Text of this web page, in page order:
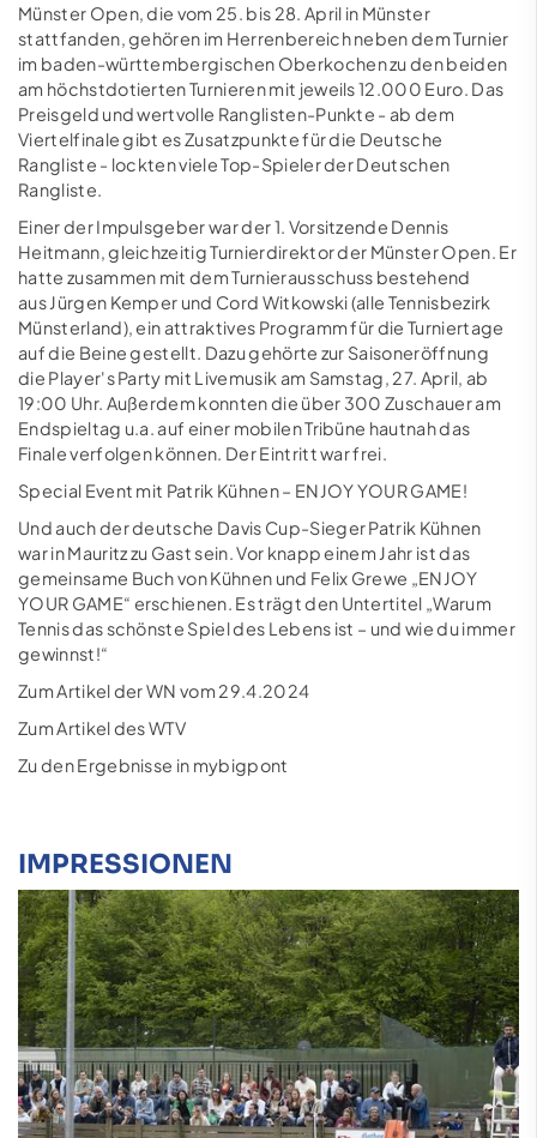
Münster Open, die vom 25. bis 28. April in Münster
stattfanden, gehören im Herrenbereich neben dem Turnier
im baden-württembergischen Oberkochen zu den beiden
am höchstdotierten Turnieren mit jeweils 12.000 Euro. Das
Preisgeld und wertvolle Ranglisten-Punkte - ab dem
Viertelfinale gibt es Zusatzpunkte für die Deutsche
Rangliste - lockten viele Top-Spieler der Deutschen
Rangliste.
Einer der Impulsgeber war der 1. Vorsitzende Dennis
Heitmann, gleichzeitig Turnierdirektor der Münster Open. Er
hatte zusammen mit dem Turnierausschuss bestehend
aus Jürgen Kemper und Cord Witkowski (alle Tennisbezirk
Münsterland), ein attraktives Programm für die Turniertage
auf die Beine gestellt. Dazu gehörte zur Saisoneröffnung
die Player's Party mit Livemusik am Samstag, 27. April, ab
19:00 Uhr. Außerdem konnten die über 300 Zuschauer am
Endspieltag u.a. auf einer mobilen Tribüne hautnah das
Finale verfolgen können. Der Eintritt war frei.
Special Event mit Patrik Kühnen – ENJOY YOUR GAME!
Und auch der deutsche Davis Cup-Sieger Patrik Kühnen
war in Mauritz zu Gast sein. Vor knapp einem Jahr ist das
gemeinsame Buch von Kühnen und Felix Grewe „ENJOY
YOUR GAME“ erschienen. Es trägt den Untertitel „Warum
Tennis das schönste Spiel des Lebens ist – und wie du immer
gewinnst!“
Zum Artikel der WN vom 29.4.2024
Zum Artikel des WTV
Zu den Ergebnisse in mybigpont
IMPRESSIONEN